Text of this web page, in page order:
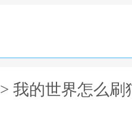
> 我的世界怎么